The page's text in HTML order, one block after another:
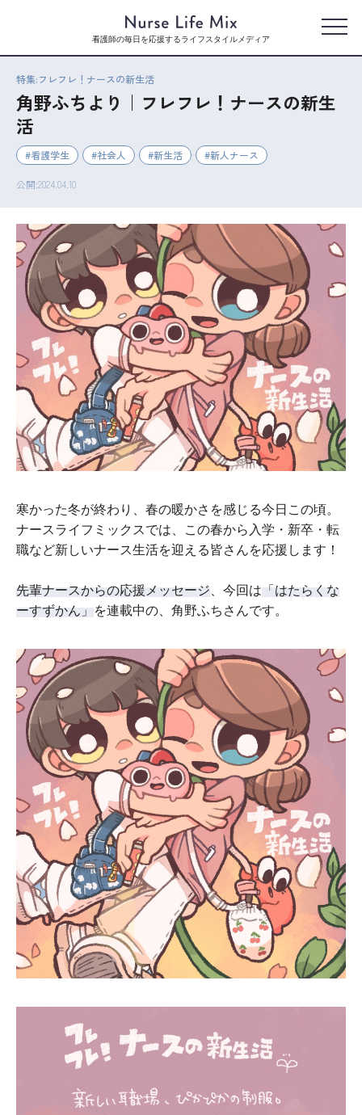
看護師の毎日を応援するライフスタイルメディア
特集:フレフレ！ナースの新生活
角野ふちより｜フレフレ！ナースの新生
活
看護学生 社会人 新生活 新人ナース
公開:2024.04.10
寒かった冬が終わり、春の暖かさを感じる今日この頃。
ナースライフミックスでは、この春から入学・新卒・転
職など新しいナース生活を迎える皆さんを応援します！
先輩ナースからの応援メッセージ 、今回は 「はたらくな
ーすずかん」
を連載中の、角野ふちさんです。